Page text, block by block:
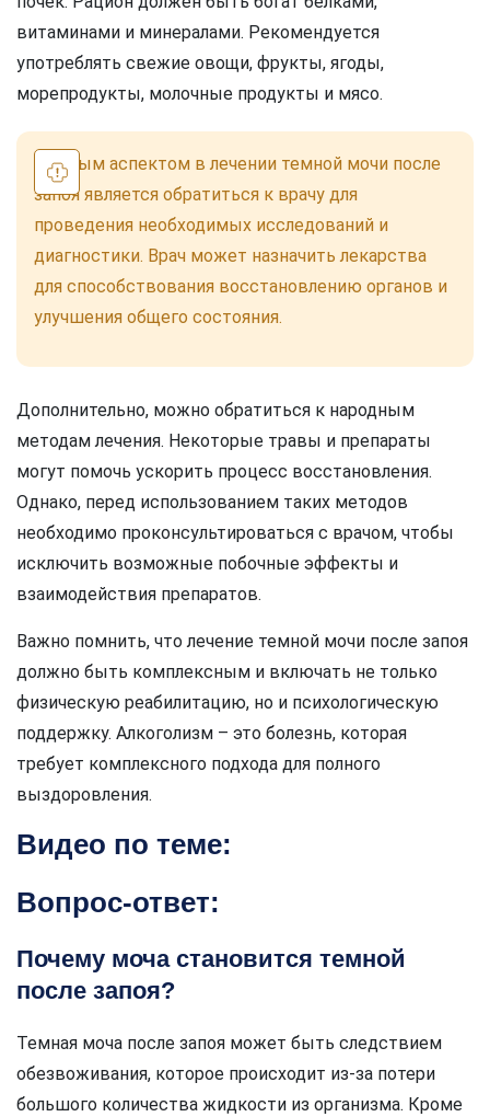
витаминами и минералами. Рекомендуется
употреблять свежие овощи, фрукты, ягоды,
морепродукты, молочные продукты и мясо.
Важным аспектом в лечении темной мочи после
запоя является обратиться к врачу для
проведения необходимых исследований и
диагностики. Врач может назначить лекарства
для способствования восстановлению органов и
улучшения общего состояния.
Дополнительно, можно обратиться к народным
методам лечения. Некоторые травы и препараты
могут помочь ускорить процесс восстановления.
Однако, перед использованием таких методов
необходимо проконсультироваться с врачом, чтобы
исключить возможные побочные эффекты и
взаимодействия препаратов.
Важно помнить, что лечение темной мочи после запоя
должно быть комплексным и включать не только
физическую реабилитацию, но и психологическую
поддержку. Алкоголизм – это болезнь, которая
требует комплексного подхода для полного
выздоровления.
Видео по теме:
Вопрос-ответ:
Почему моча становится темной
после запоя?
Темная моча после запоя может быть следствием
обезвоживания, которое происходит из-за потери
большого количества жидкости из организма. Кроме